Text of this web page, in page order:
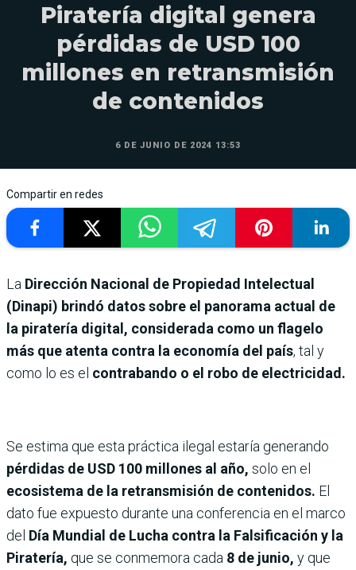
Piratería digital genera
pérdidas de USD 100
millones en retransmisión
de contenidos
6 DE JUNIO DE 2024 13:53
Compartir en redes
La Dirección Nacional de Propiedad Intelectual
(Dinapi) brindó datos sobre el panorama actual de
la piratería digital, considerada como un flagelo
más que atenta contra la economía del país, tal y
como lo es el contrabando o el robo de electricidad.
Se estima que esta práctica ilegal estaría generando
pérdidas de USD 100 millones al año, solo en el
ecosistema de la retransmisión de contenidos. El
dato fue expuesto durante una conferencia en el marco
del Día Mundial de Lucha contra la Falsificación y la
Piratería, que se conmemora cada 8 de junio, y que